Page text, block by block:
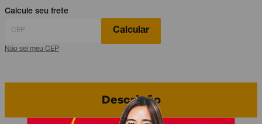
Calcule seu frete
Calcular
Não sei meu CEP
Descrição